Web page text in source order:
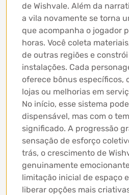
de Wishvale. Além da
a vila novamente se torna
que acompanha o jogador
horas. Você coleta
de outras regiões e
instalações. Cada
oferece bônus específicos,
lojas ou melhorias em
No início, esse sistema
dispensável, mas com o
significado. A progressão
sensação de esforço
trás, o crescimento de
genuinamente
limitação inicial de espaço
liberar opções mais